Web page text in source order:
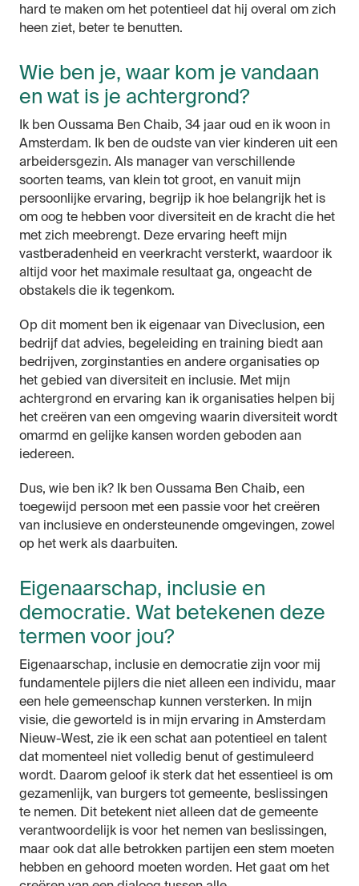
hard te maken om het potentieel dat hij overal om zich
heen ziet, beter te benutten.
Wie ben je, waar kom je vandaan
en wat is je achtergrond?
Ik ben Oussama Ben Chaib, 34 jaar oud en ik woon in
Amsterdam. Ik ben de oudste van vier kinderen uit een
arbeidersgezin. Als manager van verschillende
soorten teams, van klein tot groot, en vanuit mijn
persoonlijke ervaring, begrijp ik hoe belangrijk het is
om oog te hebben voor diversiteit en de kracht die het
met zich meebrengt. Deze ervaring heeft mijn
vastberadenheid en veerkracht versterkt, waardoor ik
altijd voor het maximale resultaat ga, ongeacht de
obstakels die ik tegenkom.
Op dit moment ben ik eigenaar van Diveclusion, een
bedrijf dat advies, begeleiding en training biedt aan
bedrijven, zorginstanties en andere organisaties op
het gebied van diversiteit en inclusie. Met mijn
achtergrond en ervaring kan ik organisaties helpen bij
het creëren van een omgeving waarin diversiteit wordt
omarmd en gelijke kansen worden geboden aan
iedereen.
Dus, wie ben ik? Ik ben Oussama Ben Chaib, een
toegewijd persoon met een passie voor het creëren
van inclusieve en ondersteunende omgevingen, zowel
op het werk als daarbuiten.
Eigenaarschap, inclusie en
democratie. Wat betekenen deze
termen voor jou?
Eigenaarschap, inclusie en democratie zijn voor mij
fundamentele pijlers die niet alleen een individu, maar
een hele gemeenschap kunnen versterken. In mijn
visie, die geworteld is in mijn ervaring in Amsterdam
Nieuw-West, zie ik een schat aan potentieel en talent
dat momenteel niet volledig benut of gestimuleerd
wordt. Daarom geloof ik sterk dat het essentieel is om
gezamenlijk, van burgers tot gemeente, beslissingen
te nemen. Dit betekent niet alleen dat de gemeente
verantwoordelijk is voor het nemen van beslissingen,
maar ook dat alle betrokken partijen een stem moeten
hebben en gehoord moeten worden. Het gaat om het